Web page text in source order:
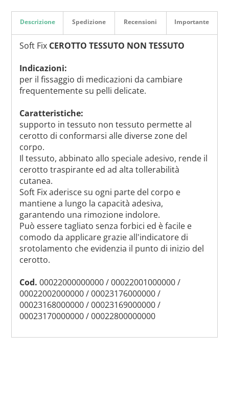
Descrizione
Soft Fix CEROTTO TESSUTO NON TESSUTO
Indicazioni:
per il fissaggio di medicazioni da cambiare
frequentemente su pelli delicate.
Caratteristiche:
supporto in tessuto non tessuto permette al
cerotto di conformarsi alle diverse zone del
corpo.
Il tessuto, abbinato allo speciale adesivo, rende il
cerotto traspirante ed ad alta tollerabilità
cutanea.
Soft Fix aderisce su ogni parte del corpo e
mantiene a lungo la capacità adesiva,
garantendo una rimozione indolore.
Può essere tagliato senza forbici ed è facile e
comodo da applicare grazie all'indicatore di
srotolamento che evidenzia il punto di inizio del
cerotto.
Cod. 00022000000000 / 00022001000000 /
00022002000000 / 00023176000000 /
00023168000000 / 00023169000000 /
00023170000000 / 00022800000000
Spedizione Recensioni Importante